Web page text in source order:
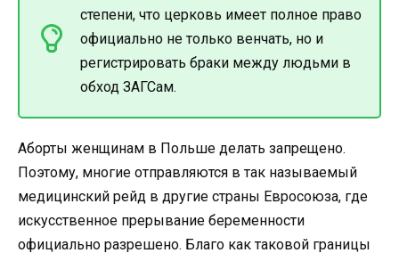
степени, что церковь имеет полное право
официально не только венчать, но и
регистрировать браки между людьми в
обход ЗАГСам.
Аборты женщинам в Польше делать запрещено.
Поэтому, многие отправляются в так называемый
медицинский рейд в другие страны Евросоюза, где
искусственное прерывание беременности
официально разрешено. Благо как таковой границы